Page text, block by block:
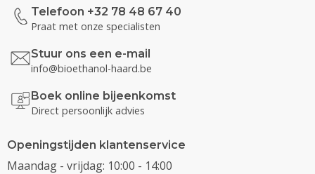
Telefoon +32 78 48 67 40
Praat met onze specialisten
Stuur ons een e-mail
info@bioethanol-haard.be
Boek online bijeenkomst
Direct persoonlijk advies
Openingstijden klantenservice
Maandag - vrijdag: 10:00 - 14:00